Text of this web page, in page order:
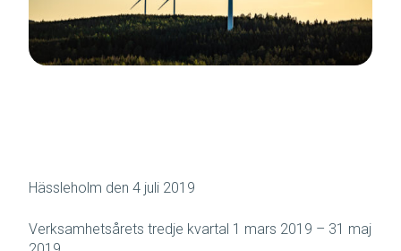
Hässleholm den 4 juli 2019
Verksamhetsårets tredje kvartal 1 mars 2019 – 31 maj